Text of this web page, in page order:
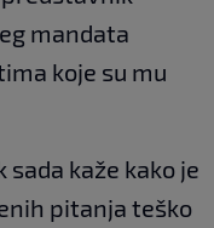
mandata
koje su mu
kaže kako je
pitanja teško